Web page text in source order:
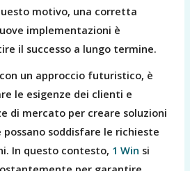
motivo, una corretta
implementazioni è
il successo a lungo termine.
un approccio futuristico, è
le esigenze dei clienti e
di mercato per creare soluzioni
soddisfare le richieste
In questo contesto, 1 Win si